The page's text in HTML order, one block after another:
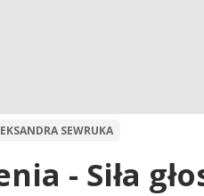
SEWRUKA
- Siła